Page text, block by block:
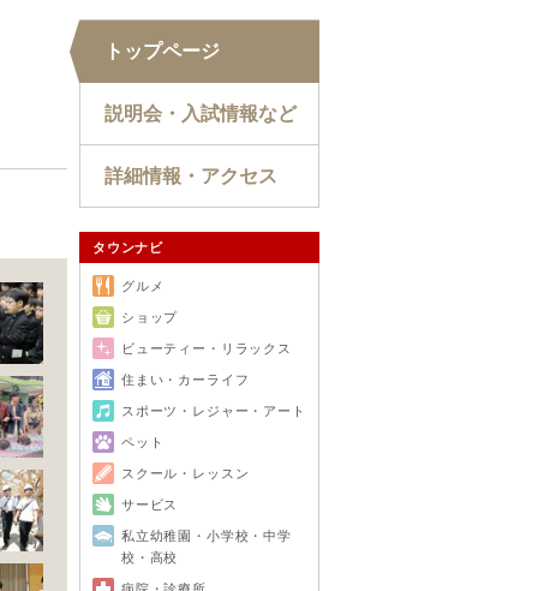
トップページ
説明会・入試情報など
​詳細情報・アクセス​
タウンナビ
グルメ
ショップ
ビューティー・リラックス
住まい・カーライフ
スポーツ・レジャー・アート
ペット
スクール・レッスン
サービス
私立幼稚園・小学校・中学
校・高校